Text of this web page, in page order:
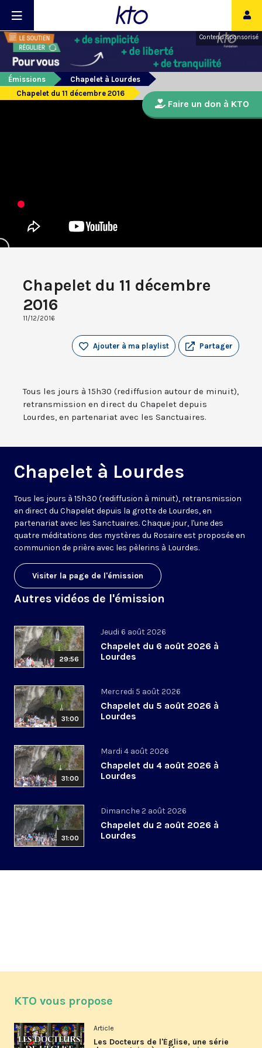
Contenu sponsorisé
Émissions
Chapelet à Lourdes
Chapelet du 11 décembre 2016
Chapelet du 11 décembre
2016
11/12/2016
Partager
Ajouter à ma playlist
Tous les jours à 15h30 (rediffusion autour de minuit),
retransmission en direct du Chapelet depuis
Lourdes, en partenariat avec les Sanctuaires.
Chapelet à Lourdes
Tous les jours à 15h30 (rediffusion à minuit), retransmission
en direct du Chapelet depuis la grotte de Lourdes, en
partenariat avec les Sanctuaires. Chaque jour, l'une des
quatre méditations des mystères du Rosaire est proposée en
communion de prière avec les pèlerins à Lourdes.
Visiter la page de l'émission
Autres vidéos de l'émission
29:56
Jeudi 6 août 2026
Chapelet du 6 août 2026 à
Lourdes
31:00
Mercredi 5 août 2026
Chapelet du 5 août 2026 à
Lourdes
31:00
Mardi 4 août 2026
Chapelet du 4 août 2026 à
Lourdes
31:00
Dimanche 2 août 2026
Chapelet du 2 août 2026 à
Lourdes
Faire un don à KTO
KTO vous propose
Article
Les Docteurs de l'Église, une série